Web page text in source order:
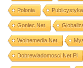
Polonia Publicystyka
Goniec.net
Wolnemedia.net
Dobrewiadomosci.net.pl